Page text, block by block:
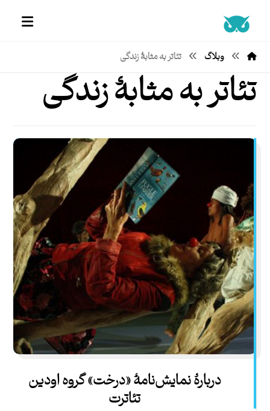
وبلاگ تئاتر به مثابۀ زندگی
تئاتر به مثابۀ زندگی
دربارۀ نمایش‌نامۀ «درخت» گروه اودین
تئاترت